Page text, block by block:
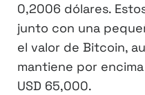
0,2006 dólares.
junto con una
el valor de Bitcoin,
mantiene por
USD 65,000.